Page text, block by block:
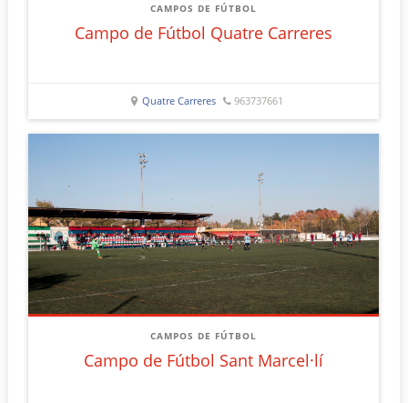
CAMPOS DE FÚTBOL
Campo de Fútbol Quatre Carreres
Quatre Carreres 963737661
CAMPOS DE FÚTBOL
Campo de Fútbol Sant Marcel·lí